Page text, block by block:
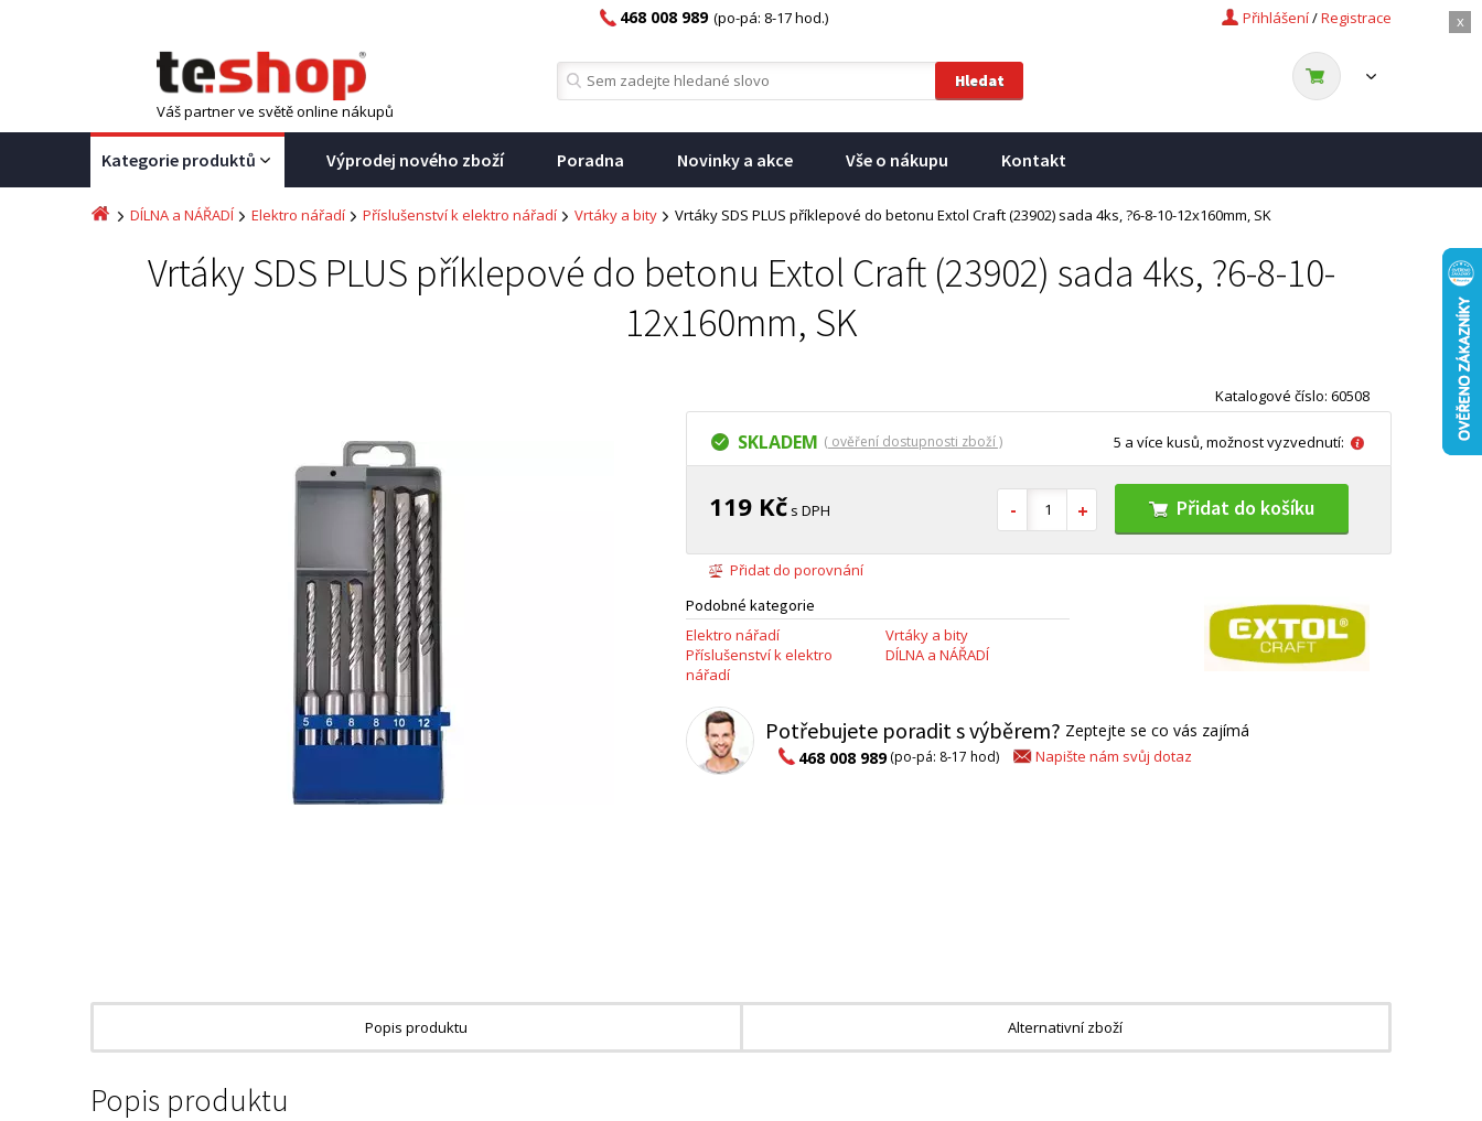
x
Registrace
/
Přihlášení
468 008 989 (po-pá: 8-17 hod.)
Váš partner ve světě online nákupů
Kategorie produktů Výprodej nového zboží Poradna Novinky a akce Vše o nákupu Kontakt
DÍLNA a NÁŘADÍ Elektro nářadí Příslušenství k elektro nářadí Vrtáky a bity Vrtáky SDS PLUS příklepové do betonu Extol Craft (23902) sada 4ks, ?6-8-10-12x160mm, SK
Vrtáky SDS PLUS příklepové do betonu Extol Craft (23902) sada 4ks, ?6-8-10-
12x160mm, SK
Katalogové číslo: 60508
SKLADEM ( ověření dostupnosti zboží ) 5 a více kusů, možnost vyzvednutí:
119 Kč s DPH Přidat do košíku
Přidat do porovnání
Podobné kategorie
Elektro nářadí
Příslušenství k elektro
nářadí
Vrtáky a bity
DÍLNA a NÁŘADÍ
Potřebujete poradit s výběrem? Zeptejte se co vás zajímá
468 008 989(po-pá: 8-17 hod) Napište nám svůj dotaz
Popis produktu Alternativní zboží
Popis produktu